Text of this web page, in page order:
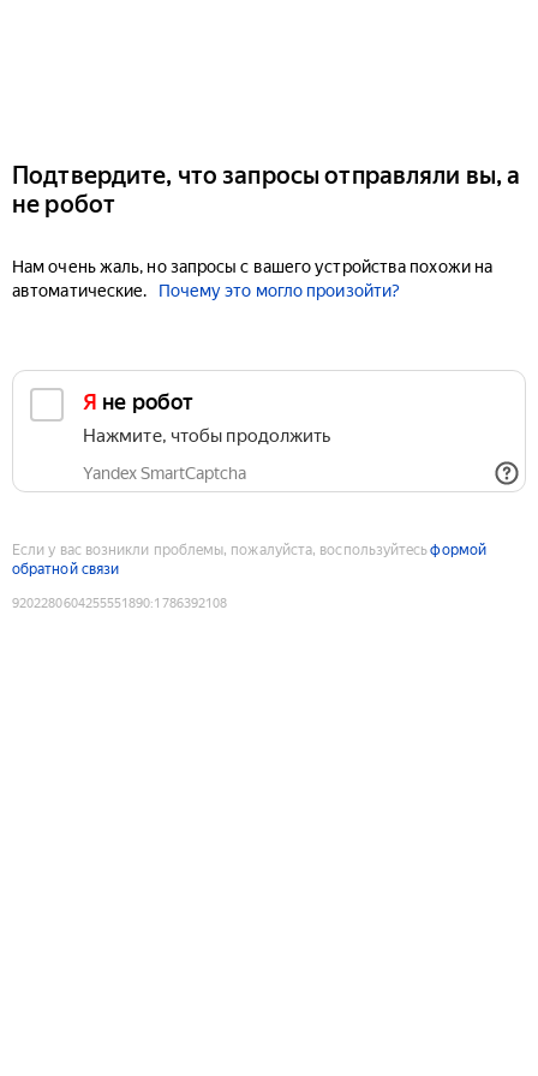
Подтвердите, что запросы отправляли вы, а
не робот
Нам очень жаль, но запросы с вашего устройства похожи на
автоматические.
Почему это могло произойти?
Я не робот
Нажмите, чтобы продолжить
Yandex SmartCaptcha
Если у вас возникли проблемы, пожалуйста, воспользуйтесьформой
обратной связи
9202280604255551890:1786392108